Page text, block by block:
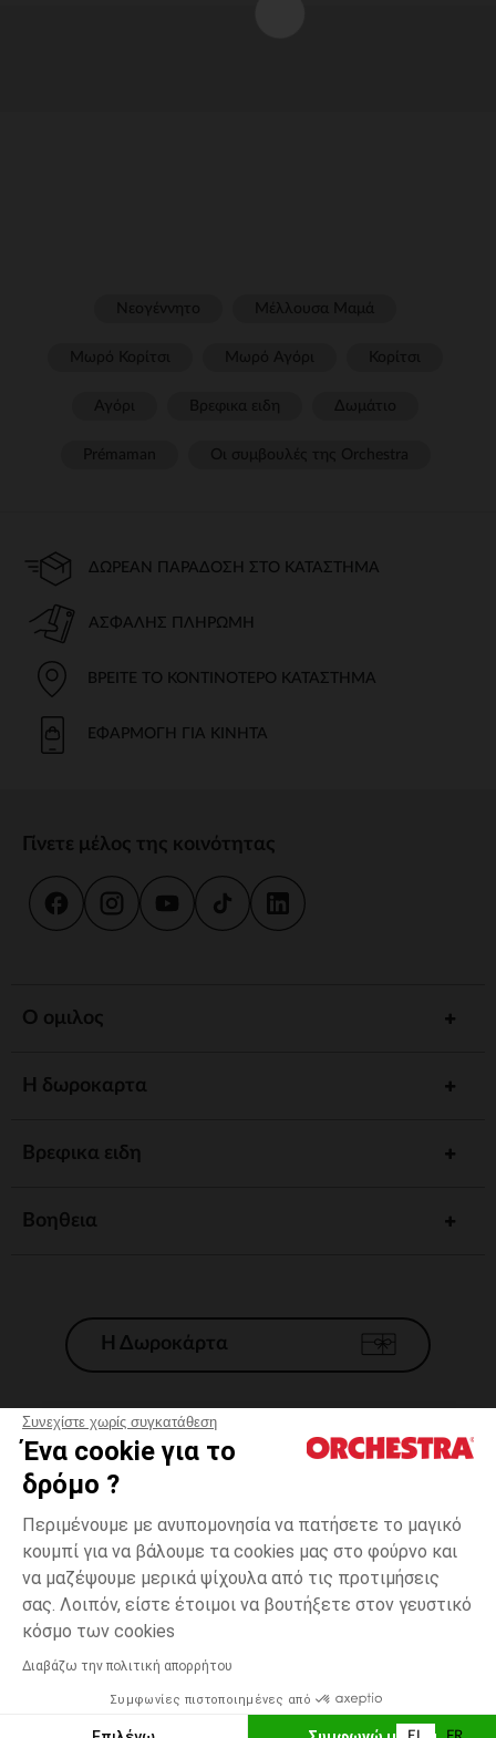
Συνεχίστε χωρίς συγκατάθεση
Ένα cookie για το
δρόμο ?
Περιμένουμε με ανυπομονησία να πατήσετε το μαγικό
κουμπί για να βάλουμε τα cookies μας στο φούρνο και
να μαζέψουμε μερικά ψίχουλα από τις προτιμήσεις
σας. Λοιπόν, είστε έτοιμοι να βουτήξετε στον γευστικό
κόσμο των cookies
Διαβάζω την πολιτική απορρήτου
Συμφωνίες πιστοποιημένες από
Μπέζ 47
Δυνατότητα πληρωμής με
ΠΡΟΣΘΉΚΗ ΣΤΟ ΚΑΛΆΘΙ
ΔΩΡΕΆΝ ΠΑΡΆΔΟΣΗ ΣΤΟ ΚΑΤΆΣΤΗΜΑ
ΑΣΦΑΛΉΣ ΠΛΗΡΩΜΉ
ΒΡΕΊΤΕ ΤΟ ΚΟΝΤΙΝΌΤΕΡΟ ΚΑΤΆΣΤΗΜΑ
ΕΦΑΡΜΟΓΉ ΓΙΑ ΚΙΝΗΤΆ
Γίνετε μέλος της κοινότητας
Ο ομιλος
Η δωροκαρτα
Βρεφικα ειδη
Βοηθεια
Η Δωροκάρτα
Γενικοί 'Οροι Πώλησης
*Εμπορικες προσφορες
Προσωπικά δεδομένα
Διαχείρηση των cookies
Προσβασιμότητα: μη συμμορφούμενη
H Orchestra συμμετέχει στον κωδικά δεοντολογίας και στο σύστημα
μεσολάβησης της Γαλλικής Ομοσπονδίας Ηλεκτρονικού Εμπορίου.